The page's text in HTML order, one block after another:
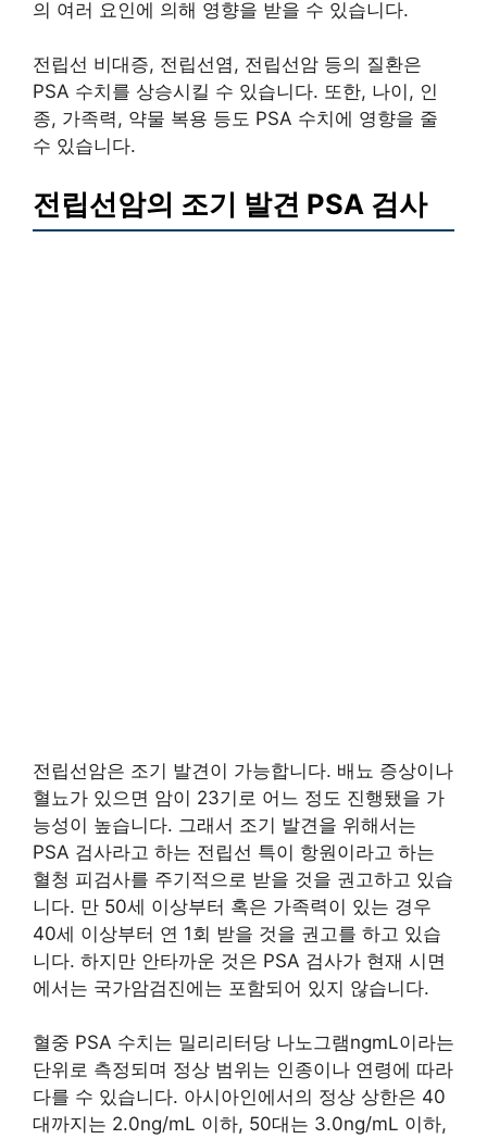
의 여러 요인에 의해 영향을 받을 수 있습니다.
전립선 비대증, 전립선염, 전립선암 등의 질환은
PSA 수치를 상승시킬 수 있습니다. 또한, 나이, 인
종, 가족력, 약물 복용 등도 PSA 수치에 영향을 줄
수 있습니다.
전립선암의 조기 발견 PSA 검사
전립선암은 조기 발견이 가능합니다. 배뇨 증상이나
혈뇨가 있으면 암이 23기로 어느 정도 진행됐을 가
능성이 높습니다. 그래서 조기 발견을 위해서는
PSA 검사라고 하는 전립선 특이 항원이라고 하는
혈청 피검사를 주기적으로 받을 것을 권고하고 있습
니다. 만 50세 이상부터 혹은 가족력이 있는 경우
40세 이상부터 연 1회 받을 것을 권고를 하고 있습
니다. 하지만 안타까운 것은 PSA 검사가 현재 시면
에서는 국가암검진에는 포함되어 있지 않습니다.
혈중 PSA 수치는 밀리리터당 나노그램ngmL이라는
단위로 측정되며 정상 범위는 인종이나 연령에 따라
다를 수 있습니다. 아시아인에서의 정상 상한은 40
대까지는 2.0ng/mL 이하, 50대는 3.0ng/mL 이하,